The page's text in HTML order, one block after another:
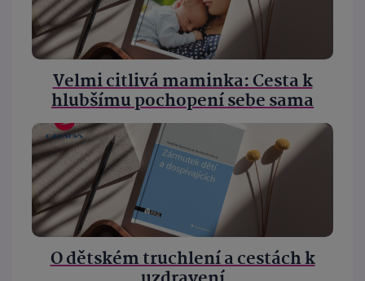
Velmi citlivá maminka: Cesta k
hlubšímu pochopení sebe sama
O dětském truchlení a cestách k